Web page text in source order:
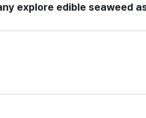
explore edible